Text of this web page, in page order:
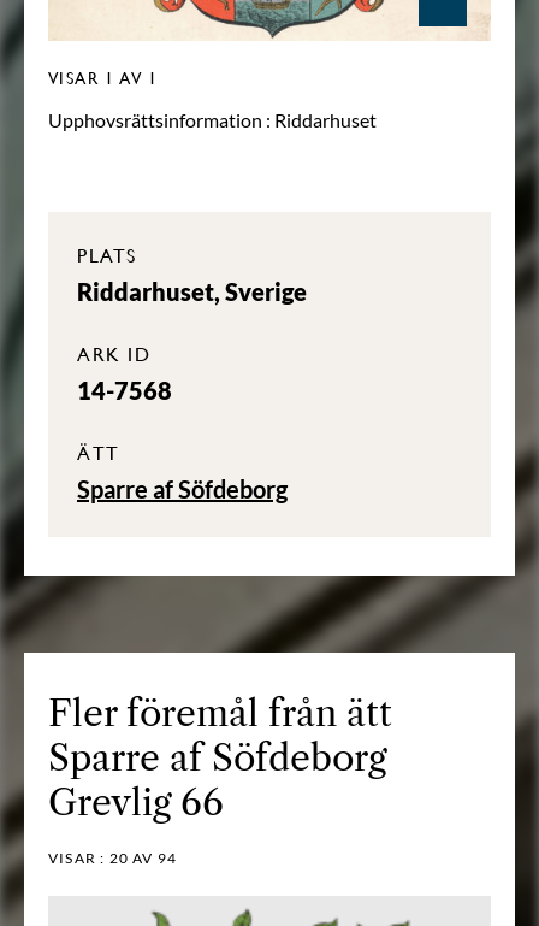
VISAR 1 AV 1
Upphovsrättsinformation : Riddarhuset
PLATS
Riddarhuset, Sverige
ARK ID
14-7568
ÄTT
Sparre af Söfdeborg
Fler föremål från ätt
Sparre af Söfdeborg
Grevlig 66
VISAR : 20 AV 94